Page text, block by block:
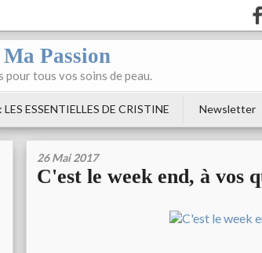
Passion
pour tous vos soins de peau.
ESSENTIELLES DE CRISTINE Newsletter
26 Mai 2017
C'est le week end, à vos